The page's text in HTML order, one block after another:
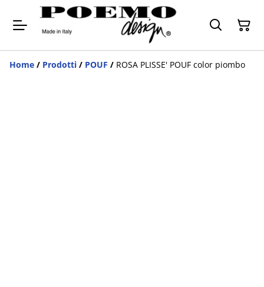
Home / Prodotti / POUF / ROSA PLISSE' POUF color piombo